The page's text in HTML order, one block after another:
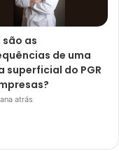
são as
de uma
superficial do PGR
atrás